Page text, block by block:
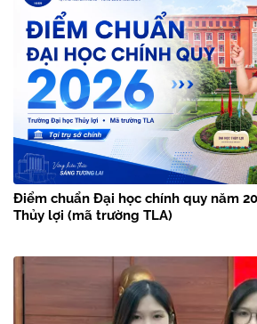
Điểm chuẩn Đại học chính quy năm
Thủy lợi (mã trường TLA)